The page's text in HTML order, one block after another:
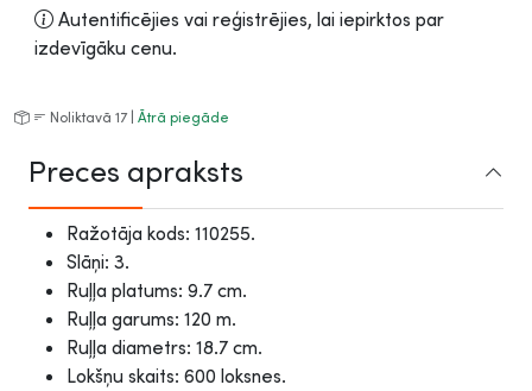
Autentificējies vai reģistrējies, lai iepirktos par
izdevīgāku cenu.
Noliktavā 17 | Ātrā piegāde
Preces apraksts
Ražotāja kods: 110255.
Slāņi: 3.
Ruļļa platums: 9.7 cm.
Ruļļa garums: 120 m.
Ruļļa diametrs: 18.7 cm.
Lokšņu skaits: 600 loksnes.